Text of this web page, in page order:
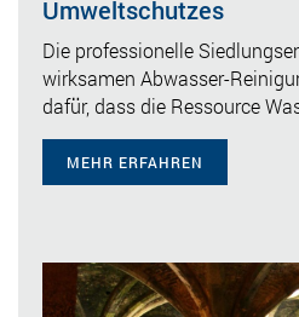
Umweltschutzes
Die professionelle
wirksamen Abwasser-
dafür, dass die Ressource
MEHR ERFAHREN